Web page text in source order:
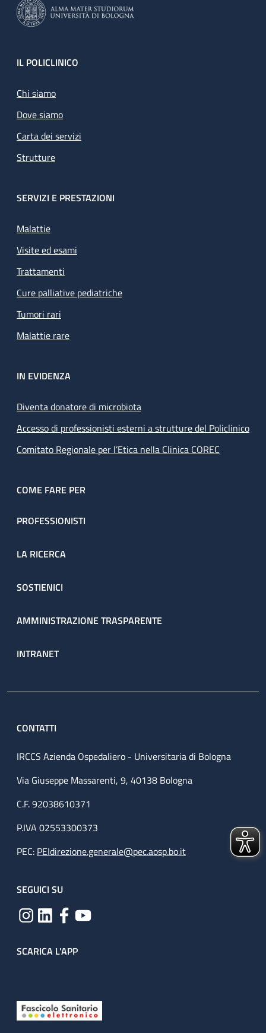
Footer
IL POLICLINICO
Chi siamo
Dove siamo
Carta dei servizi
Strutture
SERVIZI E PRESTAZIONI
Malattie
Visite ed esami
Trattamenti
Cure palliative pediatriche
Tumori rari
Malattie rare
IN EVIDENZA
Diventa donatore di microbiota
Accesso di professionisti esterni a strutture del Policlinico
Comitato Regionale per l’Etica nella Clinica COREC
COME FARE PER
PROFESSIONISTI
LA RICERCA
SOSTIENICI
AMMINISTRAZIONE TRASPARENTE
INTRANET
CONTATTI
IRCCS Azienda Ospedaliero - Universitaria di Bologna
Via Giuseppe Massarenti, 9, 40138 Bologna
C.F. 92038610371
P.IVA 02553300373
PEC: PEIdirezione.generale@pec.aosp.bo.it
SEGUICI SU
SCARICA L'APP